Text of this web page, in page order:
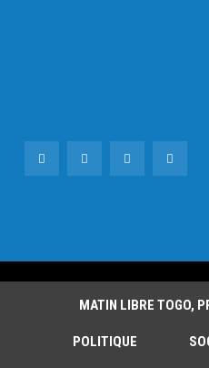
MATIN LIBRE TOGO,
POLITIQUE